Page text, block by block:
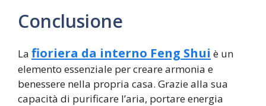
Conclusione
La fioriera da interno Feng Shui è un
elemento essenziale per creare armonia e
benessere nella propria casa. Grazie alla sua
capacità di purificare l’aria, portare energia